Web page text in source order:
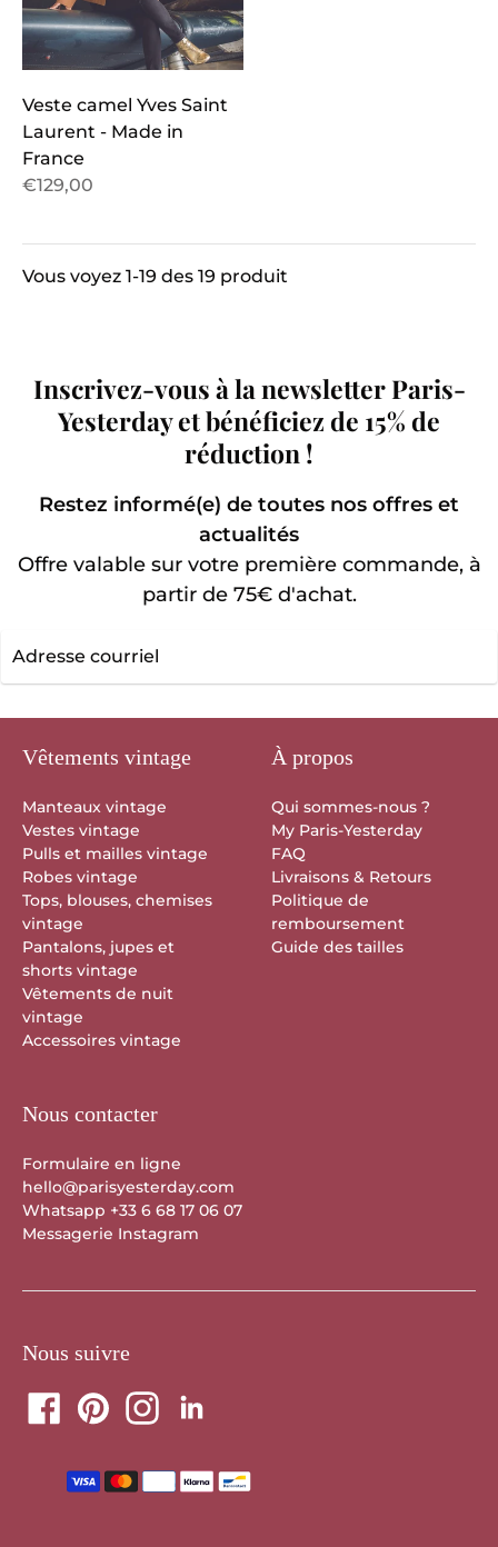
Veste camel Yves Saint
Laurent - Made in
France
€129,00
Vous voyez 1-19 des 19 produit
pageInscrivez-vous à la newsletter Paris-
Yesterday et bénéficiez de 15% de
réduction !
Restez informé(e) de toutes nos offres et
actualités
Offre valable sur votre première commande, à
partir de 75€ d'achat.
Adresse
courriel
Vêtements vintage
Manteaux vintage
Vestes vintage
Pulls et mailles vintage
Robes vintage
Tops, blouses, chemises
vintage
Pantalons, jupes et
shorts vintage
Vêtements de nuit
vintage
Accessoires vintage
À propos
Qui sommes-nous ?
My Paris-Yesterday
FAQ
Livraisons & Retours
Politique de
remboursement
Guide des tailles
Nous contacter
Formulaire en ligne
hello@parisyesterday.com
Whatsapp +33 6 68 17 06 07
Messagerie Instagram
Nous suivre
Translation
missing: